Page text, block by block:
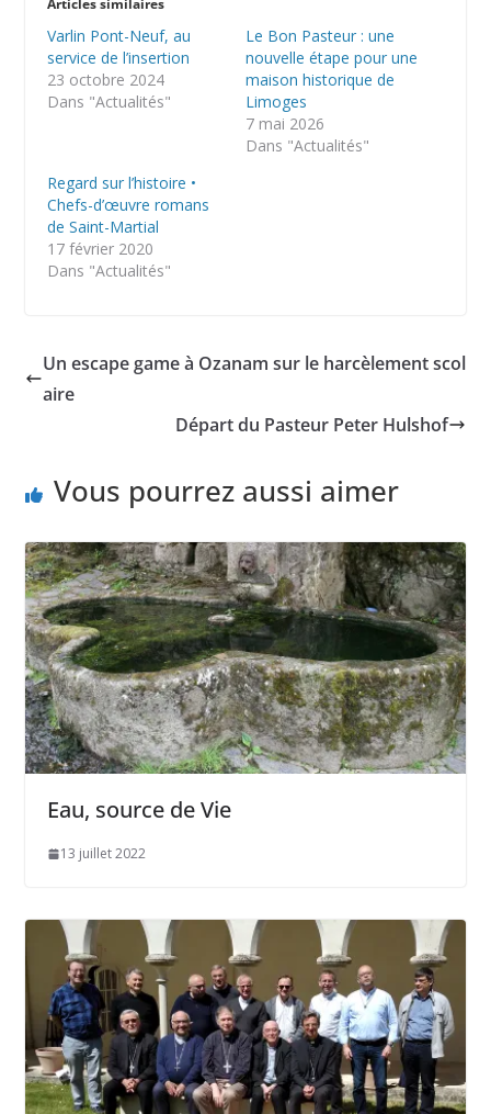
Varlin Pont-Neuf, au
service de l’insertion
23 octobre 2024
Dans "Actualités"
Le Bon Pasteur : une
nouvelle étape pour une
maison historique de
Limoges
7 mai 2026
Dans "Actualités"
Regard sur l’histoire •
Chefs-d’œuvre romans
de Saint-Martial
17 février 2020
Dans "Actualités"
Un escape game à Ozanam sur le harcèlement scol
aire
Départ du Pasteur Peter Hulshof
Vous pourrez aussi aimer
Eau, source de Vie
13 juillet 2022